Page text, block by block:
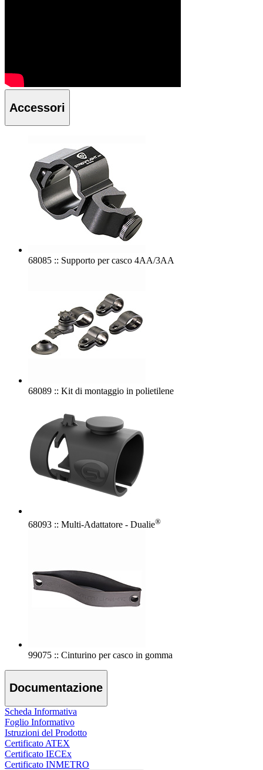
Accessori
68085 :: Supporto per casco 4AA/3AA
68089 :: Kit di montaggio in polietilene
68093 :: Multi-Adattatore - Dualie®
99075 :: Cinturino per casco in gomma
Documentazione
Scheda Informativa
Foglio Informativo
Istruzioni del Prodotto
Certificato ATEX
Certificato IECEx
Certificato INMETRO